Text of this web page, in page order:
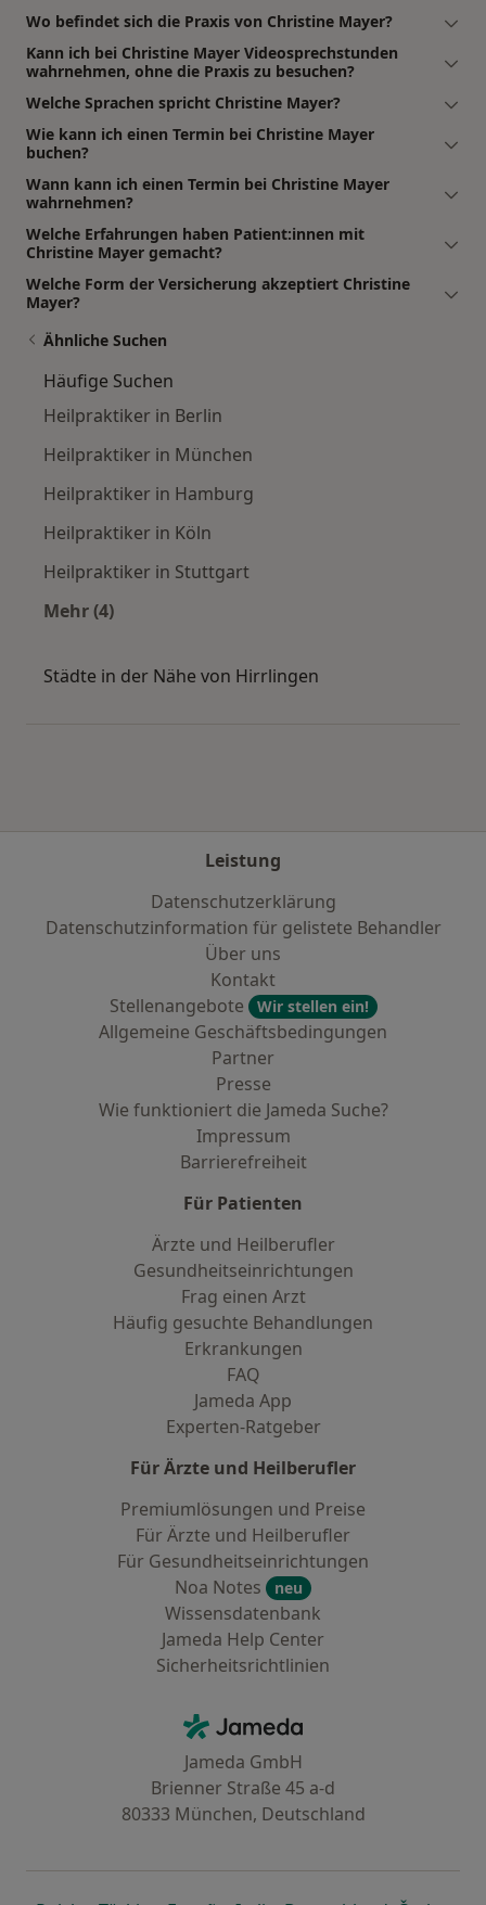
Wo befindet sich die Praxis von Christine Mayer?
Kann ich bei Christine Mayer Videosprechstunden
wahrnehmen, ohne die Praxis zu besuchen?
Welche Sprachen spricht Christine Mayer?
Wie kann ich einen Termin bei Christine Mayer
buchen?
Wann kann ich einen Termin bei Christine Mayer
wahrnehmen?
Welche Erfahrungen haben Patient:innen mit
Christine Mayer gemacht?
Welche Form der Versicherung akzeptiert Christine
Mayer?
Ähnliche Suchen
Häufige Suchen
Heilpraktiker in Berlin
Heilpraktiker in München
Heilpraktiker in Hamburg
Heilpraktiker in Köln
Heilpraktiker in Stuttgart
Mehr (4)
Städte in der Nähe von Hirrlingen
Leistung
Datenschutzerklärung
Datenschutzinformation für gelistete Behandler
Über uns
Kontakt
Stellenangebote
Wir stellen ein!
Allgemeine Geschäftsbedingungen
Partner
Presse
Wie funktioniert die Jameda Suche?
Impressum
Barrierefreiheit
Für Patienten
Ärzte und Heilberufler
Gesundheitseinrichtungen
Frag einen Arzt
Häufig gesuchte Behandlungen
Erkrankungen
FAQ
Jameda App
Experten-Ratgeber
Für Ärzte und Heilberufler
Premiumlösungen und Preise
Für Ärzte und Heilberufler
Für Gesundheitseinrichtungen
Noa Notes
neu
Wissensdatenbank
Jameda Help Center
Sicherheitsrichtlinien
Jameda - Startseite
Jameda GmbH
Brienner Straße 45 a-d
80333 München, Deutschland